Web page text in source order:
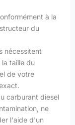
à la
du
nécessitent
taille du
de votre
carburant diesel
ne
l'aide d'un